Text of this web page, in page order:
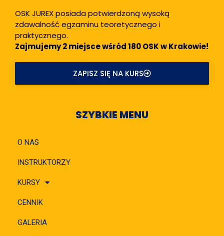
OSK JUREX posiada potwierdzoną wysoką
zdawalność egzaminu teoretycznego i
praktycznego.
Zajmujemy 2 miejsce wśród 180 OSK w Krakowie!
ZAPISZ SIĘ NA KURS
SZYBKIE MENU
O NAS
INSTRUKTORZY
KURSY
CENNIK
GALERIA